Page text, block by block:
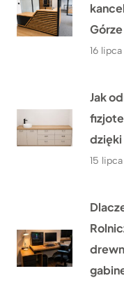
16
Jak
dzięki
15